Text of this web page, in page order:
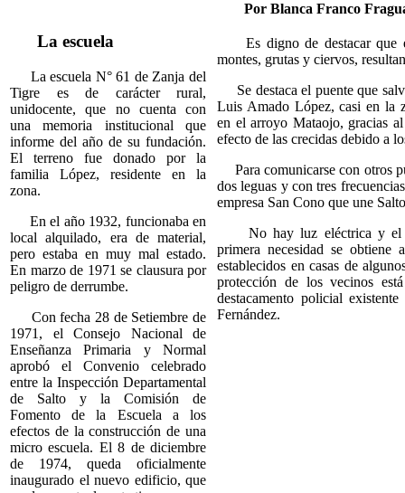
La escuela
La escuela N° 61 de Zanja del
Tigre es de carácter rural,
unidocente, que no cuenta con
una memoria institucional que
informe del año de su fundación.
El terreno fue donado por la
familia López, residente en la
zona.
En el año 1932, funcionaba en
local alquilado, era de material,
pero estaba en muy mal estado.
En marzo de 1971 se clausura por
peligro de derrumbe.
Con fecha 28 de Setiembre de
1971, el Consejo Nacional de
Enseñanza Primaria y Normal
aprobó el Convenio celebrado
entre la Inspección Departamental
de Salto y la Comisión de
Fomento de la Escuela a los
efectos de la construcción de una
micro escuela. El 8 de diciembre
de 1974, queda oficialmente
inaugurado el nuevo edificio, que
Por Blanca Franco
Es digno de destacar que
montes, grutas y ciervos,
Se destaca el puente que
Luis Amado López, casi en la
en el arroyo Mataojo, gracias
efecto de las crecidas debido a
Para comunicarse con otros
dos leguas y con tres
empresa San Cono que une
No hay luz eléctrica y el
primera necesidad se obtiene
establecidos en casas de
protección de los vecinos
destacamento policial
Fernández.